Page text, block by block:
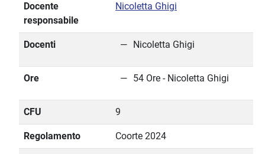
Docente
responsabile
Nicoletta Ghigi
Docenti Nicoletta Ghigi
Ore 54 Ore - Nicoletta Ghigi
CFU 9
Regolamento Coorte 2024